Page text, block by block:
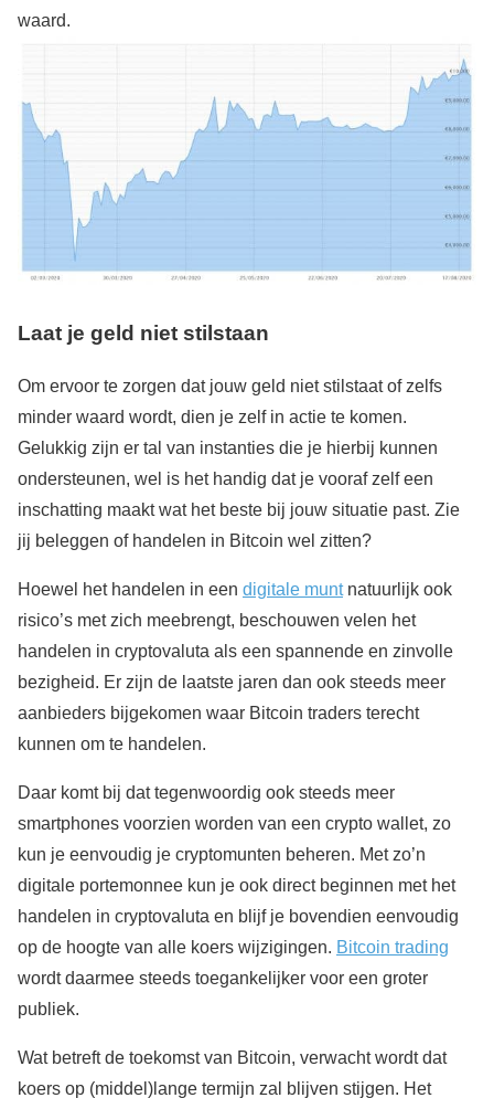
waard.
Laat je geld niet stilstaan
Om ervoor te zorgen dat jouw geld niet stilstaat of zelfs
minder waard wordt, dien je zelf in actie te komen.
Gelukkig zijn er tal van instanties die je hierbij kunnen
ondersteunen, wel is het handig dat je vooraf zelf een
inschatting maakt wat het beste bij jouw situatie past. Zie
jij beleggen of handelen in Bitcoin wel zitten?
Hoewel het handelen in een digitale muntnatuurlijk ook
risico’s met zich meebrengt, beschouwen velen het
handelen in cryptovaluta als een spannende en zinvolle
bezigheid. Er zijn de laatste jaren dan ook steeds meer
aanbieders bijgekomen waar Bitcoin traders terecht
kunnen om te handelen.
Daar komt bij dat tegenwoordig ook steeds meer
smartphones voorzien worden van een crypto wallet, zo
kun je eenvoudig je cryptomunten beheren. Met zo’n
digitale portemonnee kun je ook direct beginnen met het
handelen in cryptovaluta en blijf je bovendien eenvoudig
op de hoogte van alle koers wijzigingen. Bitcoin trading
wordt daarmee steeds toegankelijker voor een groter
publiek.
Wat betreft de toekomst van Bitcoin, verwacht wordt dat
koers op (middel)lange termijn zal blijven stijgen. Het